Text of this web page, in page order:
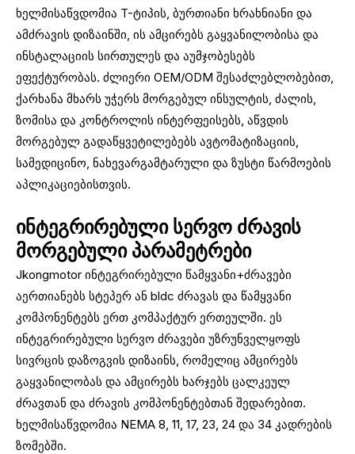
ხელმისაწვდომია T-ტიპის, ბურთიანი ხრახნიანი და
ამძრავის დიზაინში, ის ამცირებს გაყვანილობისა და
ინსტალაციის სირთულეს და აუმჯობესებს
ეფექტურობას. ძლიერი OEM/ODM შესაძლებლობებით,
ქარხანა მხარს უჭერს მორგებულ ინსულტის, ძალის,
ზომისა და კონტროლის ინტერფეისებს, აწვდის
მორგებულ გადაწყვეტილებებს ავტომატიზაციის,
სამედიცინო, ნახევარგამტარული და ზუსტი წარმოების
აპლიკაციებისთვის.
ინტეგრირებული სერვო ძრავის
მორგებული პარამეტრები
Jkongmotor ინტეგრირებული წამყვანი+ძრავები
აერთიანებს სტეპერ ან bldc ძრავას და წამყვანი
კომპონენტებს ერთ კომპაქტურ ერთეულში. ეს
ინტეგრირებული სერვო ძრავები უზრუნველყოფს
სივრცის დაზოგვის დიზაინს, რომელიც ამცირებს
გაყვანილობას და ამცირებს ხარჯებს ცალკეულ
ძრავთან და ძრავის კომპონენტებთან შედარებით.
ხელმისაწვდომია NEMA 8, 11, 17, 23, 24 და 34 კადრების
ზომებში.